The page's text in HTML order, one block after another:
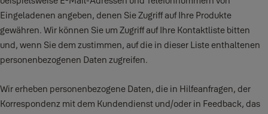
Eingeladenen angeben, denen Sie Zugriff auf Ihre Produkte
gewähren. Wir können Sie um Zugriff auf Ihre Kontaktliste bitten
und, wenn Sie dem zustimmen, auf die in dieser Liste enthaltenen
personenbezogenen Daten zugreifen.
Wir erheben personenbezogene Daten, die in Hilfeanfragen, der
Korrespondenz mit dem Kundendienst und/oder in Feedback, das